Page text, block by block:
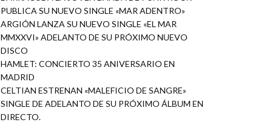
PUBLICA SU NUEVO SINGLE «MAR ADENTRO»
ARGIÓN LANZA SU NUEVO SINGLE «EL MAR
MMXXVI» ADELANTO DE SU PRÓXIMO NUEVO
DISCO
HAMLET: CONCIERTO 35 ANIVERSARIO EN
MADRID
CELTIAN ESTRENAN «MALEFICIO DE SANGRE»
SINGLE DE ADELANTO DE SU PRÓXIMO ÁLBUM EN
DIRECTO.